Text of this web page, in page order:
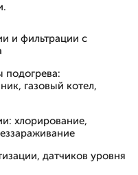
и фильтрации с
подогрева:
газовый котел,
хлорирование,
датчиков уровня